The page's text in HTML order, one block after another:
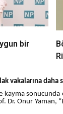
bir
vakalarına daha
kayma
Dr. Onur Yaman,